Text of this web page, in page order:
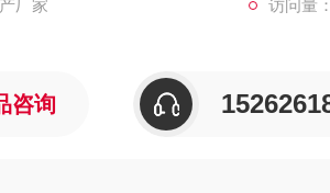
厂家 访问量
咨询